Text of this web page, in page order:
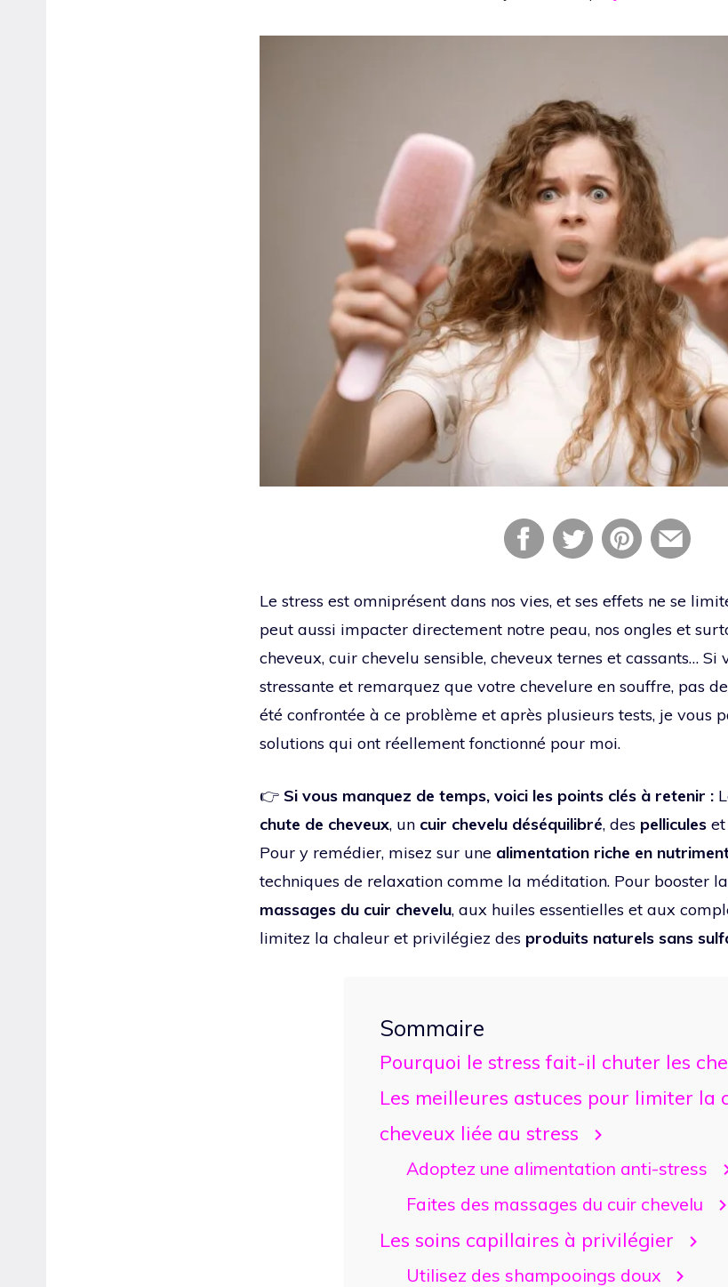
Le stress est omniprésent dans nos vies, et ses effets ne se
peut aussi impacter directement notre peau, nos ongles et
cheveux, cuir chevelu sensible, cheveux ternes et cassants…
stressante et remarquez que votre chevelure en souffre, pas
été confrontée à ce problème et après plusieurs tests, je vous
solutions qui ont réellement fonctionné pour moi.
👉 Si vous manquez de temps, voici les points clés à retenir :
chute de cheveux, un cuir chevelu déséquilibré, des pellicules
Pour y remédier, misez sur une alimentation riche en
techniques de relaxation comme la méditation. Pour booster
massages du cuir chevelu, aux huiles essentielles et aux
limitez la chaleur et privilégiez des produits naturels sans
Sommaire
Pourquoi le stress fait-il chuter les
Les meilleures astuces pour limiter la
cheveux liée au stress
Adoptez une alimentation anti-stress
Faites des massages du cuir chevelu
Les soins capillaires à privilégier
Utilisez des shampooings doux